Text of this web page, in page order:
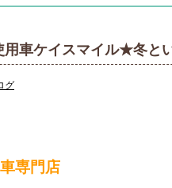
用車ケイスマイル★冬と
グ
専門店